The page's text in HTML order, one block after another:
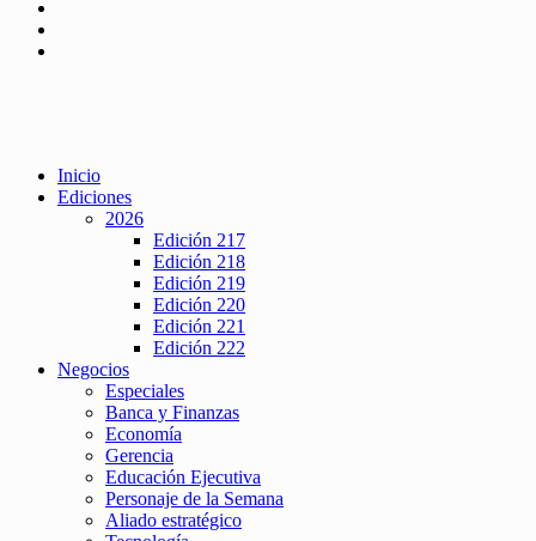
Inicio
Ediciones
2026
Edición 217
Edición 218
Edición 219
Edición 220
Edición 221
Edición 222
Negocios
Especiales
Banca y Finanzas
Economía
Gerencia
Educación Ejecutiva
Personaje de la Semana
Aliado estratégico